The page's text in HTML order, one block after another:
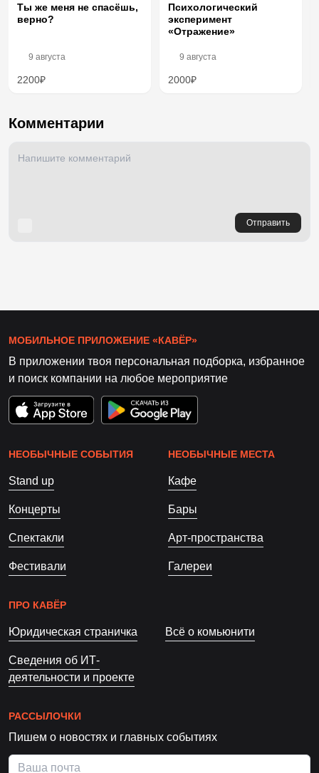
Ты же меня не спасёшь,
верно?
9 августа
2200₽
Психологический
эксперимент
«Отражение»
9 августа
2000₽
Комментарии
Отправить
МОБИЛЬНОЕ ПРИЛОЖЕНИЕ «КАВЁР»
В приложении твоя персональная подборка, избранное
и поиск компании на любое мероприятие
НЕОБЫЧНЫЕ СОБЫТИЯ
Stand up
Концерты
Спектакли
Фестивали
НЕОБЫЧНЫЕ МЕСТА
Кафе
Бары
Арт-пространства
Галереи
ПРО КАВЁР
Юридическая страничка Всё о комьюнити
Сведения об ИТ-
деятельности и проекте
РАССЫЛОЧКИ
Пишем о новостях и главных событиях